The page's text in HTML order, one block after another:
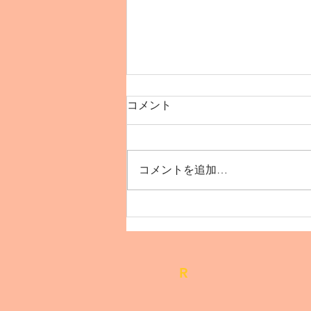
【12月インド🇮🇳デリーで
踊ろう！】
コメント
コメントを追加…
R